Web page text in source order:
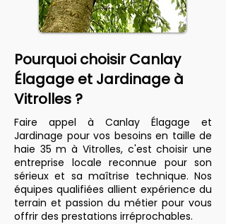
Pourquoi choisir Canlay
Élagage et Jardinage à
Vitrolles ?
Faire appel à Canlay Élagage et
Jardinage pour vos besoins en taille de
haie 35 m à Vitrolles, c'est choisir une
entreprise locale reconnue pour son
sérieux et sa maîtrise technique. Nos
équipes qualifiées allient expérience du
terrain et passion du métier pour vous
offrir des prestations irréprochables.